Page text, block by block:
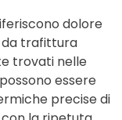
dolore
da trafittura
trovati nelle
essere
precise di